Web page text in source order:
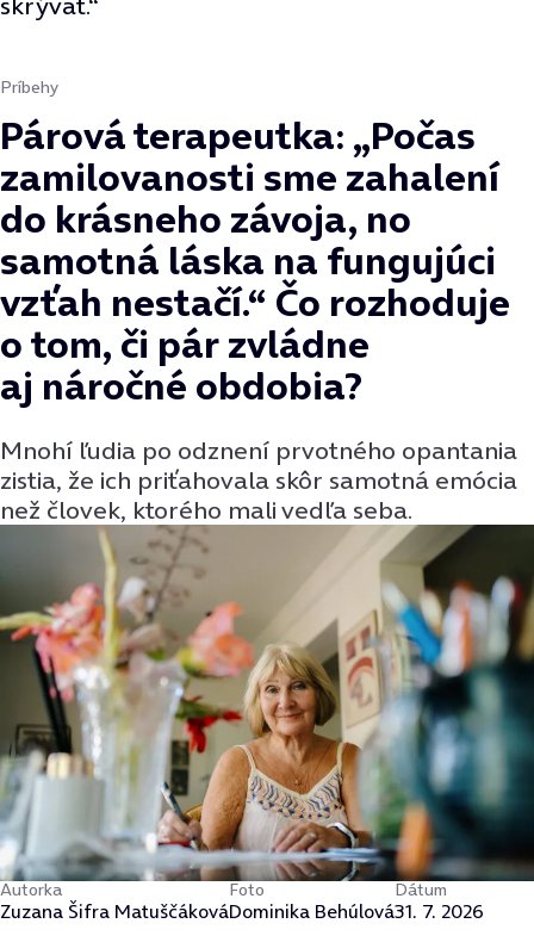
Príbehy
Párová terapeutka: „Počas
zamilovanosti sme zahalení
do krásneho závoja, no
samotná láska na fungujúci
vzťah nestačí.“ Čo rozhoduje
o tom, či pár zvládne
aj náročné obdobia?
Mnohí ľudia po odznení prvotného opantania
zistia, že ich priťahovala skôr samotná emócia
než človek, ktorého mali vedľa seba.
Autorka
Zuzana Šifra Matuščáková
Foto
Dominika Behúlová
Dátum
31. 7. 2026